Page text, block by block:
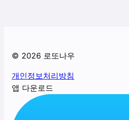
© 2026 로또나우
개인정보처리방침
앱 다운로드